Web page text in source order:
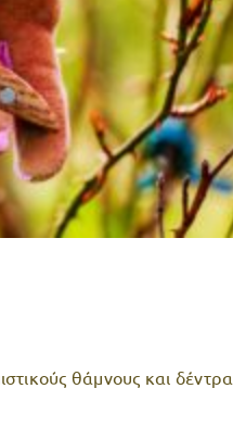
θάμνους και δέντρα